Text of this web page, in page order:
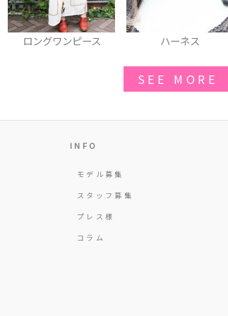
ハーネス 厚底パンプス
SEE MORE
INFO
モデル募集
スタッフ募集
プレス様
コラム